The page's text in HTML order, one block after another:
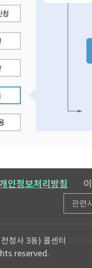
개인정보처리방침
관련
청사 3동) 콜센터
reserved.